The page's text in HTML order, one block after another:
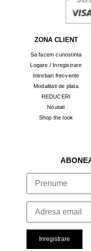
ZONA CLIENT
Sa facem cunostinta
Logare / Inregistrare
Intrebari frecvente
Modalitati de plata
REDUCERI
Noutati
Shop the look